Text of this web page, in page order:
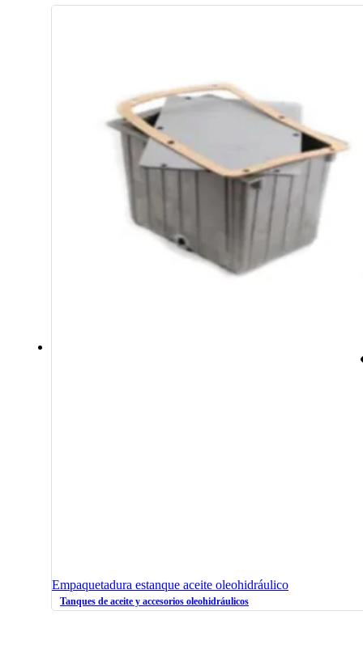
Empaquetadura estanque aceite oleohidráulico
Tanques de aceite y accesorios oleohidráulicos